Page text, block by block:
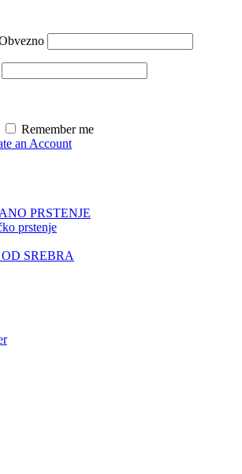
Remember me
an Account
PRSTENJE
prstenje
SREBRA